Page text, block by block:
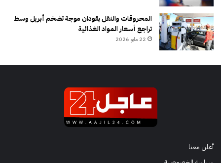
المحروقات والنقل يقودان موجة تضخم أبريل وسط
تراجع أسعار المواد الغذائية
22 مايو 2026
أعلن معنا